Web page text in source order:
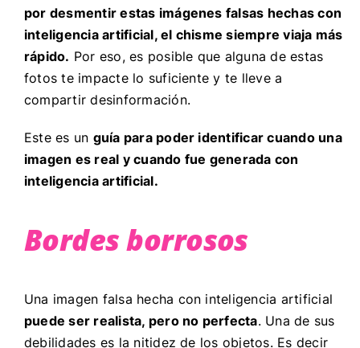
por desmentir estas imágenes falsas hechas con
inteligencia artificial, el chisme siempre viaja más
rápido. Por eso, es posible que alguna de estas
fotos te impacte lo suficiente y te lleve a
compartir desinformación.
Este es un guía para poder identificar cuando una
imagen es real y cuando fue generada con
inteligencia artificial.
Bordes borrosos
Una imagen falsa hecha con inteligencia artificial
puede ser realista, pero no perfecta. Una de sus
debilidades es la nitidez de los objetos. Es decir